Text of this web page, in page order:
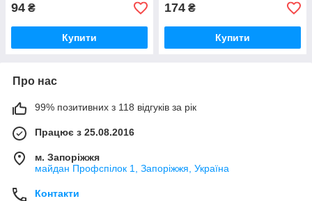
94 ₴
Купити
174 ₴
Купити
Про нас
99% позитивних з 118 відгуків за рік
Працює з 25.08.2016
м. Запоріжжя
майдан Профспілок 1, Запоріжжя, Україна
Контакти